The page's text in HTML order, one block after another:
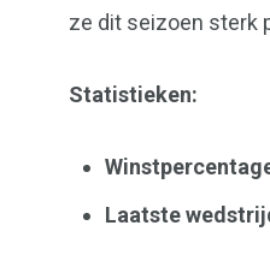
ze dit seizoen sterk
Statistieken:
Laatste